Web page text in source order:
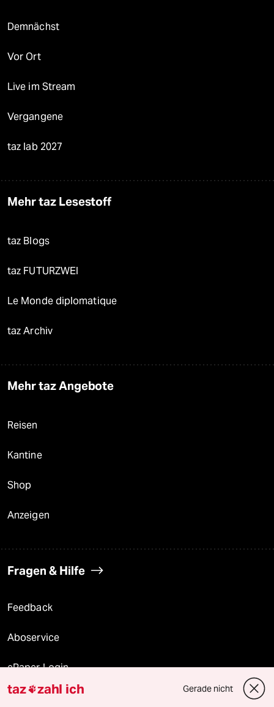
Demnächst
Vor Ort
Live im Stream
Vergangene
taz lab 2027
Mehr taz Lesestoff
taz Blogs
taz FUTURZWEI
Le Monde diplomatique
taz Archiv
Mehr taz Angebote
Reisen
Kantine
Shop
Anzeigen
Fragen & Hilfe
Feedback
Aboservice
ePaper Login
Downloads für Abonnierende
taz zahl ich Gerade nicht